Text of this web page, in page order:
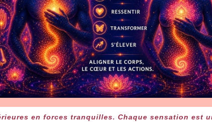
en forces tranquilles. Chaque sensation est